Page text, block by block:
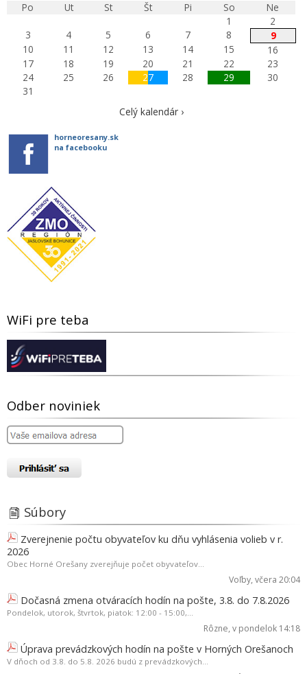
Po
Ut St Št Pi So
Ne
1
2
3
4 5 6 7 8
9
10
11 12 13 14 15
16
17
18 19 20 21 22
23
24
25 26 27 28 29
30
31
Celý kalendár ›
horneoresany.sk
na facebooku
WiFi pre teba
Odber noviniek
Súbory
Zverejnenie počtu obyvateľov ku dňu vyhlásenia volieb v r.
2026
Obec Horné Orešany zverejňuje počet obyvateľov...
Voľby, včera 20:04
Dočasná zmena otváracích hodín na pošte, 3.8. do 7.8.2026
Pondelok, utorok, štvrtok, piatok: 12:00 - 15:00,...
Rôzne, v pondelok 14:18
Úprava prevádzkových hodín na pošte v Horných Orešanoch
V dňoch od 3.8. do 5.8. 2026 budú z prevádzkových...